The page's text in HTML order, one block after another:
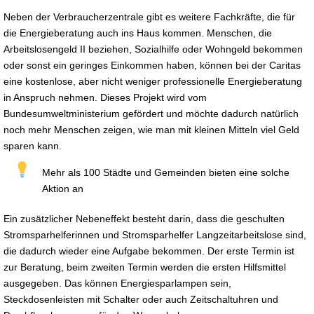
Neben der Verbraucherzentrale gibt es weitere Fachkräfte, die für
die Energieberatung auch ins Haus kommen. Menschen, die
Arbeitslosengeld II beziehen, Sozialhilfe oder Wohngeld bekommen
oder sonst ein geringes Einkommen haben, können bei der Caritas
eine kostenlose, aber nicht weniger professionelle Energieberatung
in Anspruch nehmen. Dieses Projekt wird vom
Bundesumweltministerium gefördert und möchte dadurch natürlich
noch mehr Menschen zeigen, wie man mit kleinen Mitteln viel Geld
sparen kann.
Mehr als 100 Städte und Gemeinden bieten eine solche
Aktion an
Ein zusätzlicher Nebeneffekt besteht darin, dass die geschulten
Stromsparhelferinnen und Stromsparhelfer Langzeitarbeitslose sind,
die dadurch wieder eine Aufgabe bekommen. Der erste Termin ist
zur Beratung, beim zweiten Termin werden die ersten Hilfsmittel
ausgegeben. Das können Energiesparlampen sein,
Steckdosenleisten mit Schalter oder auch Zeitschaltuhren und